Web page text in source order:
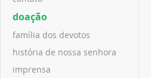
doação
família dos devotos
história de nossa senhora
imprensa